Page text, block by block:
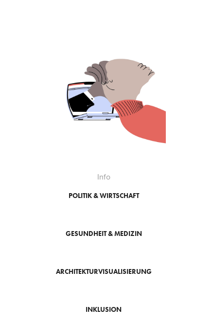
Info
POLITIK & WIRTSCHAFT
GESUNDHEIT & MEDIZIN
ARCHITEKTURVISUALISIERUNG
INKLUSION